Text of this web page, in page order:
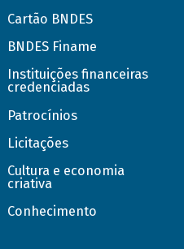
Cartão BNDES
BNDES Finame
Instituições financeiras
credenciadas
Patrocínios
Licitações
Cultura e economia
criativa
Conhecimento